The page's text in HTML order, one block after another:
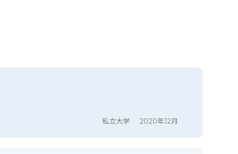
私立大学 2020年12月